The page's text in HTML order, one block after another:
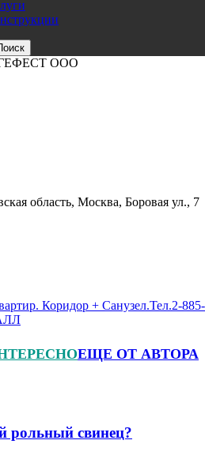
ООО
область, Москва, Боровая ул., 7
Коридор + Санузел.Тел.2-
ЕЩЕ ОТ АВТОРА
рольный свинец?